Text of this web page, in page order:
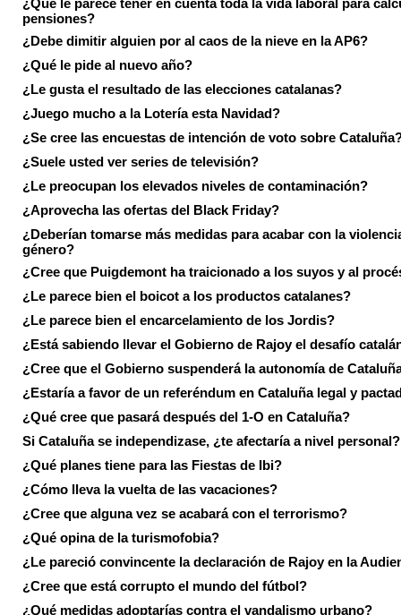
¿Qué le parece tener en cuenta toda la vida laboral para
pensiones?
¿Debe dimitir alguien por al caos de la nieve en la AP6?
¿Qué le pide al nuevo año?
¿Le gusta el resultado de las elecciones catalanas?
¿Juego mucho a la Lotería esta Navidad?
¿Se cree las encuestas de intención de voto sobre
¿Suele usted ver series de televisión?
¿Le preocupan los elevados niveles de contaminación?
¿Aprovecha las ofertas del Black Friday?
¿Deberían tomarse más medidas para acabar con la
género?
¿Cree que Puigdemont ha traicionado a los suyos y al
¿Le parece bien el boicot a los productos catalanes?
¿Le parece bien el encarcelamiento de los Jordis?
¿Está sabiendo llevar el Gobierno de Rajoy el desafío
¿Cree que el Gobierno suspenderá la autonomía de
¿Estaría a favor de un referéndum en Cataluña legal y
¿Qué cree que pasará después del 1-O en Cataluña?
Si Cataluña se independizase, ¿te afectaría a nivel personal?
¿Qué planes tiene para las Fiestas de Ibi?
¿Cómo lleva la vuelta de las vacaciones?
¿Cree que alguna vez se acabará con el terrorismo?
¿Qué opina de la turismofobia?
¿Le pareció convincente la declaración de Rajoy en la
¿Cree que está corrupto el mundo del fútbol?
¿Qué medidas adoptarías contra el vandalismo urbano?